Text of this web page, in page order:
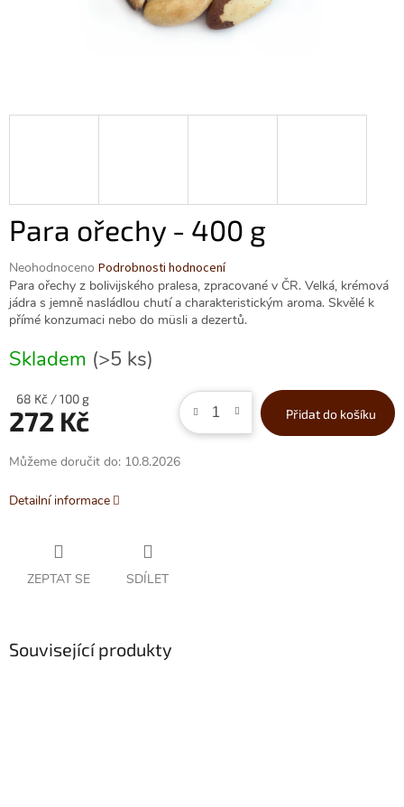
Para ořechy - 400 g
Průměrné
hodnocení
produktu
je
z
5
Neohodnoceno Podrobnosti hodnocení
Para ořechy z bolivijského pralesa, zpracované v ČR. Velká, krémová
jádra s jemně nasládlou chutí a charakteristickým aroma. Skvělé k
přímé konzumaci nebo do müsli a dezertů.
Skladem (>5 ks)
Měrná
cena:
68 Kč / 100 g
272 Kč Přidat do košíku
Můžeme doručit do: 10.8.2026
Detailní informace
ZEPTAT SE SDÍLET
Související produkty